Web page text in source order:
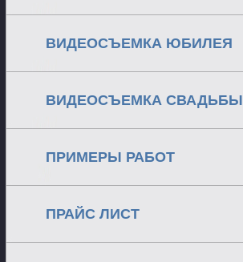
ВИДЕОСЪЕМКА ЮБИЛЕЯ
ВИДЕОСЪЕМКА СВАДЬБЫ
ПРИМЕРЫ РАБОТ
ПРАЙС ЛИСТ